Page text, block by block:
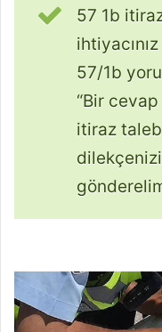
57 1b
57/1b
“Bir cevap
itiraz